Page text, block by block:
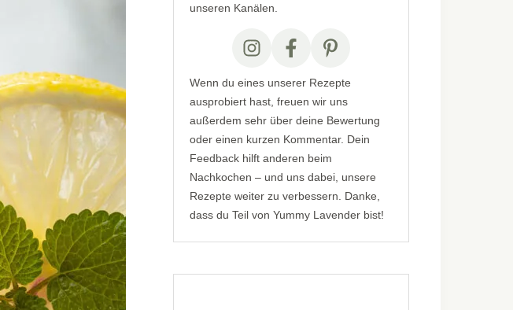
unseren Kanälen.
Wenn du eines unserer Rezepte
ausprobiert hast, freuen wir uns
außerdem sehr über deine Bewertung
oder einen kurzen Kommentar. Dein
Feedback hilft anderen beim
Nachkochen – und uns dabei, unsere
Rezepte weiter zu verbessern. Danke,
dass du Teil von Yummy Lavender bist!